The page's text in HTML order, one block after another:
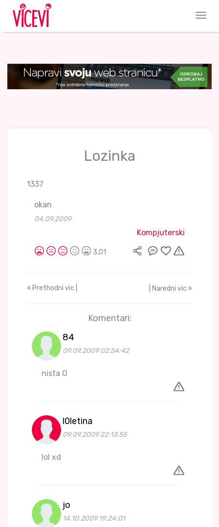
Lozinka
1337
okan
04.09.2009
Kompjuterski
3,01
Prethodni vic | | Naredni vic
Komentari:
84
09.09.2009 02:54:42
nista O
l0letina
09.09.2009 22:13:55
lol xd
jo
14.10.2009 19:24:01